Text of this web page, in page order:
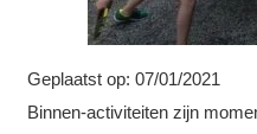
Geplaatst op: 07/01/2021
Binnen-activiteiten zijn